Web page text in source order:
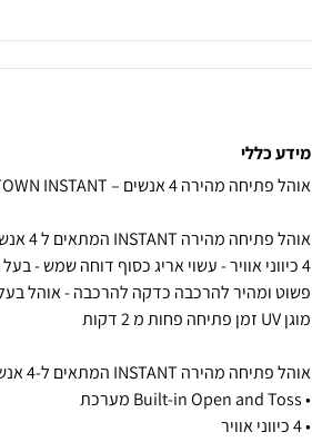
מידע כללי
4 כיווני אוויר - עשוי אריג כסוף דוחה שמש -
פשוט ומהיר להרכבה כדקה להרכבה - אוהל בעל